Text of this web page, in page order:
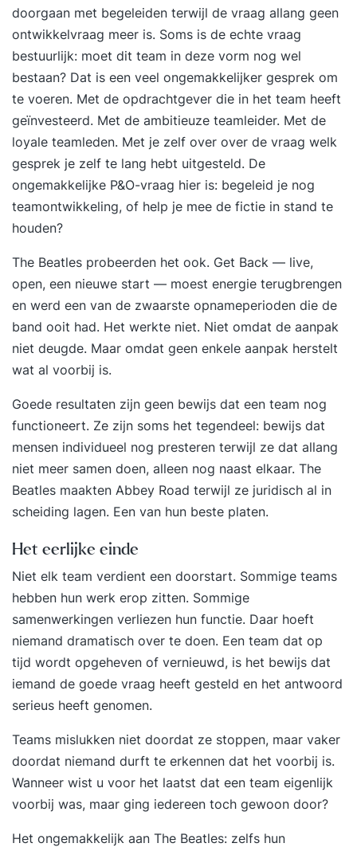
om zelfstandiger tot betere resultaten te komen.
doorgaan met begeleiden terwijl de vraag allang geen
ontwikkelvraag meer is. Soms is de echte vraag
bestuurlijk: moet dit team in deze vorm nog wel
bestaan? Dat is een veel ongemakkelijker gesprek om
te voeren. Met de opdrachtgever die in het team heeft
geïnvesteerd. Met de ambitieuze teamleider. Met de
loyale teamleden. Met je zelf over over de vraag welk
gesprek je zelf te lang hebt uitgesteld. De
ongemakkelijke P&O-vraag hier is: begeleid je nog
teamontwikkeling, of help je mee de fictie in stand te
houden?
The Beatles probeerden het ook. Get Back — live,
open, een nieuwe start — moest energie terugbrengen
en werd een van de zwaarste opnameperioden die de
band ooit had. Het werkte niet. Niet omdat de aanpak
niet deugde. Maar omdat geen enkele aanpak herstelt
wat al voorbij is.
Goede resultaten zijn geen bewijs dat een team nog
functioneert. Ze zijn soms het tegendeel: bewijs dat
mensen individueel nog presteren terwijl ze dat allang
niet meer samen doen, alleen nog naast elkaar. The
Beatles maakten Abbey Road terwijl ze juridisch al in
scheiding lagen. Een van hun beste platen.
Het eerlijke einde
Niet elk team verdient een doorstart. Sommige teams
hebben hun werk erop zitten. Sommige
samenwerkingen verliezen hun functie. Daar hoeft
niemand dramatisch over te doen. Een team dat op
tijd wordt opgeheven of vernieuwd, is het bewijs dat
iemand de goede vraag heeft gesteld en het antwoord
serieus heeft genomen.
Teams mislukken niet doordat ze stoppen, maar vaker
doordat niemand durft te erkennen dat het voorbij is.
Wanneer wist u voor het laatst dat een team eigenlijk
voorbij was, maar ging iedereen toch gewoon door?
Het ongemakkelijk aan The Beatles: zelfs hun